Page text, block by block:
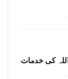
کی خدمات